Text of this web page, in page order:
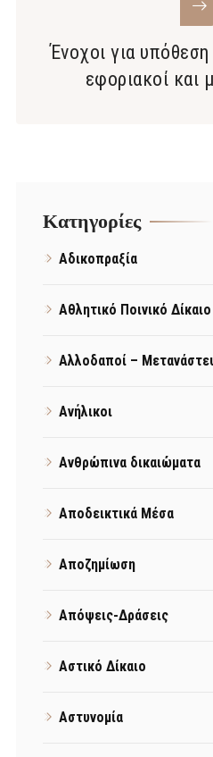
Ένοχοι για
εφοριακοί και
Kατηγορίες
Αδικοπραξία
Αθλητικό Ποινικό Δίκαιο
Αλλοδαποί –
Ανήλικοι
Ανθρώπινα δικαιώματα
Αποδεικτικά Μέσα
Αποζημίωση
Απόψεις-Δράσεις
Αστικό Δίκαιο
Αστυνομία